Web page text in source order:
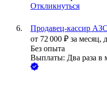
Откликнуться
Продавец-кассир
от 72 000 ₽ за месяц,
Без опыта
Выплаты: Два раза в